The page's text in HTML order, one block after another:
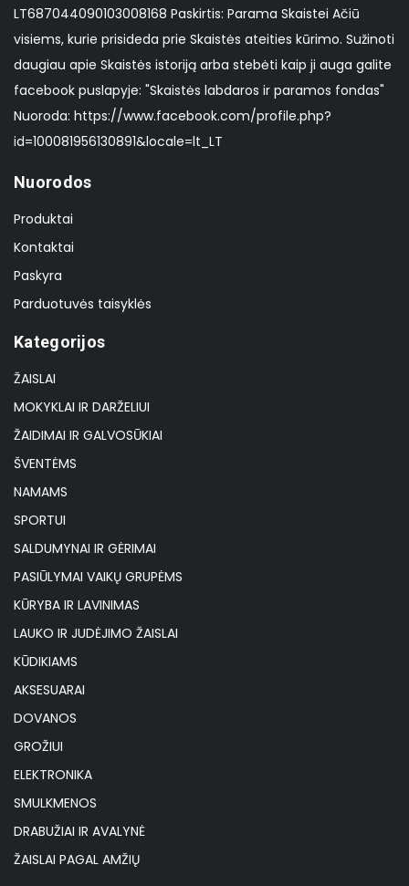
LT687044090103008168 Paskirtis: Parama Skaistei Ačiū
visiems, kurie prisideda prie Skaistės ateities kūrimo. Sužinoti
daugiau apie Skaistės istoriją arba stebėti kaip ji auga galite
facebook puslapyje: "Skaistės labdaros ir paramos fondas"
Nuoroda: https://www.facebook.com/profile.php?
id=100081956130891&locale=lt_LT
Nuorodos
Produktai
Kontaktai
Paskyra
Parduotuvės taisyklės
Kategorijos
ŽAISLAI
MOKYKLAI IR DARŽELIUI
ŽAIDIMAI IR GALVOSŪKIAI
ŠVENTĖMS
NAMAMS
SPORTUI
SALDUMYNAI IR GĖRIMAI
PASIŪLYMAI VAIKŲ GRUPĖMS
KŪRYBA IR LAVINIMAS
LAUKO IR JUDĖJIMO ŽAISLAI
KŪDIKIAMS
AKSESUARAI
DOVANOS
GROŽIUI
ELEKTRONIKA
SMULKMENOS
DRABUŽIAI IR AVALYNĖ
ŽAISLAI PAGAL AMŽIŲ